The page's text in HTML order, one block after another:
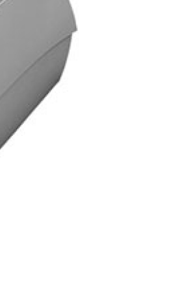
Crachá Conjugado
Porta Crachá Plástico
Crachá Transparente
Ribbon Colorido
Ribbon Fargo